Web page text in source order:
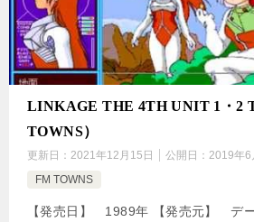
LINKAGE THE 4TH UNIT 1・2
TOWNS）
更新日： 2021年12月15日 公開日： 2019年6
FM TOWNS
【発売日】 1989年 【発売元】 デ